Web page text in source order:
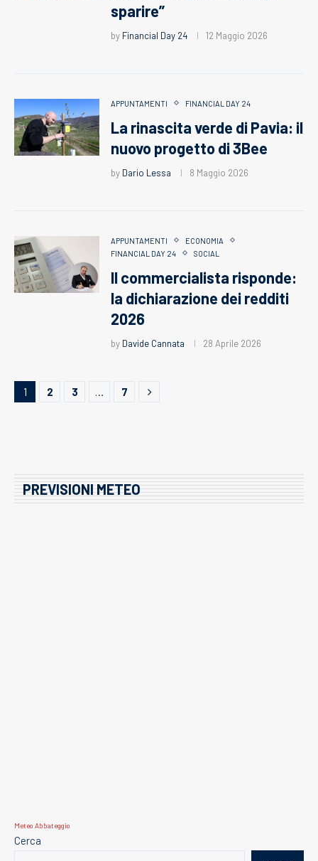
sparire”
by Financial Day 24 12 Maggio 2026
APPUNTAMENTI FINANCIAL DAY 24
La rinascita verde di Pavia: il
nuovo progetto di 3Bee
by Dario Lessa 8 Maggio 2026
APPUNTAMENTI
ECONOMIA
FINANCIAL DAY 24
SOCIAL
Il commercialista risponde:
la dichiarazione dei redditi
2026
by Davide Cannata 28 Aprile 2026
1 2 3 … 7
PREVISIONI METEO
Meteo Abbateggio
Cerca